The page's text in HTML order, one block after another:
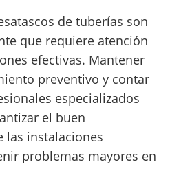
de tuberías son
que requiere atención
efectivas. Mantener
preventivo y contar
especializados
el buen
las instalaciones
problemas mayores en